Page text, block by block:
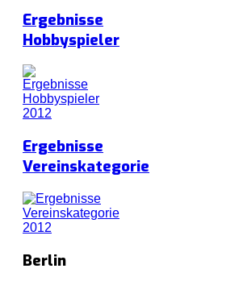
Ergebnisse
Hobbyspieler
Ergebnisse
Vereinskategorie
Berlin